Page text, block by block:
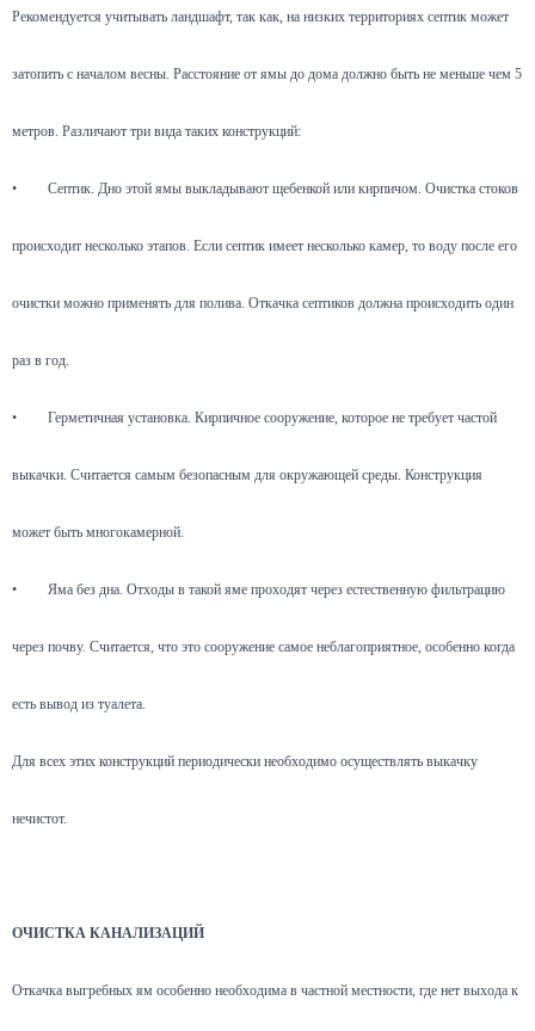
Рекомендуется учитывать ландшафт, так как, на низких территориях септик может
затопить с началом весны. Расстояние от ямы до дома должно быть не меньше чем 5
метров. Различают три вида таких конструкций:
• Септик. Дно этой ямы выкладывают щебенкой или кирпичом. Очистка стоков
происходит несколько этапов. Если септик имеет несколько камер, то воду после его
очистки можно применять для полива. Откачка септиков должна происходить один
раз в год.
• Герметичная установка. Кирпичное сооружение, которое не требует частой
выкачки. Считается самым безопасным для окружающей среды. Конструкция
может быть многокамерной.
• Яма без дна. Отходы в такой яме проходят через естественную фильтрацию
через почву. Считается, что это сооружение самое неблагоприятное, особенно когда
есть вывод из туалета.
Для всех этих конструкций периодически необходимо осуществлять выкачку
нечистот.
ОЧИСТКА КАНАЛИЗАЦИЙ
Откачка выгребных ям особенно необходима в частной местности, где нет выхода к